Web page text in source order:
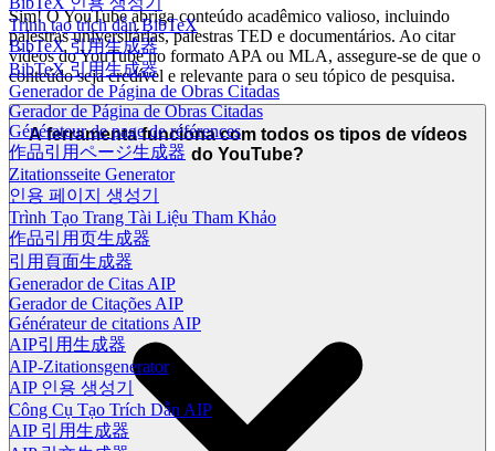
Trình tạo trích dẫn BibTeX
BibTeX 引用生成器
BibTeX 引用生成器
Generador de Página de Obras Citadas
Gerador de Página de Obras Citadas
Générateur de page de références
作品引用ページ生成器
Zitationsseite Generator
인용 페이지 생성기
Trình Tạo Trang Tài Liệu Tham Khảo
作品引用页生成器
引用頁面生成器
Generador de Citas AIP
Gerador de Citações AIP
Générateur de citations AIP
AIP引用生成器
AIP-Zitationsgenerator
AIP 인용 생성기
Công Cụ Tạo Trích Dẫn AIP
AIP 引用生成器
Sim! O YouTube abriga conteúdo acadêmico valioso, incluindo
palestras universitárias, palestras TED e documentários. Ao citar
vídeos do YouTube no formato APA ou MLA, assegure-se de que o
conteúdo seja credível e relevante para o seu tópico de pesquisa.
A ferramenta funciona com todos os tipos de vídeos
do YouTube?